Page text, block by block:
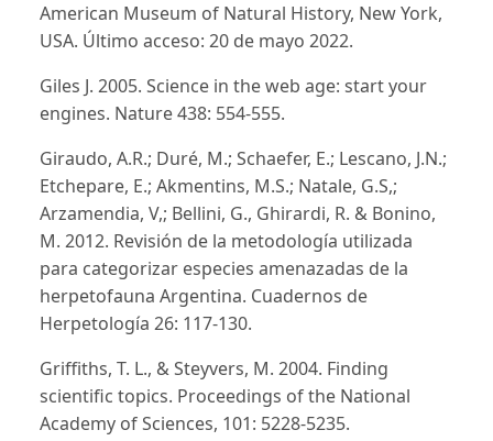
American Museum of Natural History, New York,
USA. Último acceso: 20 de mayo 2022.
Giles J. 2005. Science in the web age: start your
engines. Nature 438: 554-555.
Giraudo, A.R.; Duré, M.; Schaefer, E.; Lescano, J.N.;
Etchepare, E.; Akmentins, M.S.; Natale, G.S,;
Arzamendia, V,; Bellini, G., Ghirardi, R. & Bonino,
M. 2012. Revisión de la metodología utilizada
para categorizar especies amenazadas de la
herpetofauna Argentina. Cuadernos de
Herpetología 26: 117-130.
Griffiths, T. L., & Steyvers, M. 2004. Finding
scientific topics. Proceedings of the National
Academy of Sciences, 101: 5228-5235.